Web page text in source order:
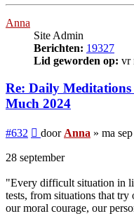
Anna
Site Admin
Berichten: 19327
Lid geworden op: vr
Re: Daily
Much 2024
#632 Bericht
door Anna » ma
28 september
"Every difficult situation in
tests, from situations that
our moral courage, our